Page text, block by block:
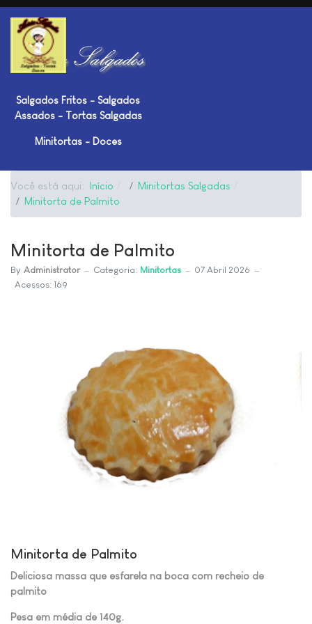
Salgados Fritos - Salgados
Assados - Tortas Salgadas
Minitortas - Doces
Você está aqui: Início
Minitortas Salgadas
Minitorta de Palmito
Minitorta de Palmito
By Administrator Categoria: Minitortas
07 Abril 2026
Acessos: 169
Minitorta de Palmito
Deliciosa massa que esfarela na boca com recheio de
palmito
Pesa em média de 140g.